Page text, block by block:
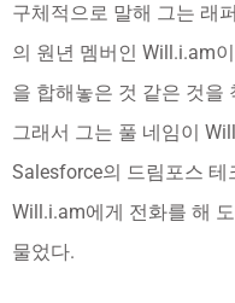
구체적으로 말해 그는 래
의 원년 멤버인 Will.i.am
을 합해놓은 것 같은 것을
그래서 그는 풀 네임이
Salesforce의 드림포스
Will.i.am에게 전화를 해
물었다.